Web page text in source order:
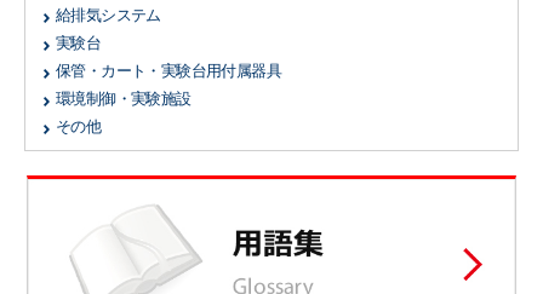
給排気システム
実験台
保管・カート・実験台用付属器具
環境制御・実験施設
その他